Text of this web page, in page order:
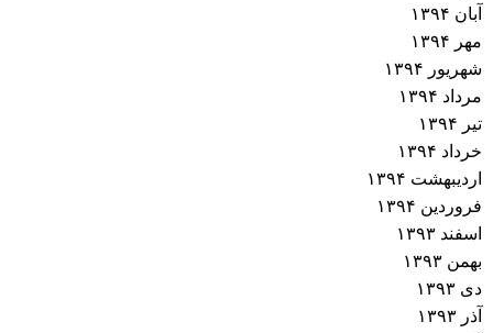
آبان ۱۳۹۴
مهر ۱۳۹۴
شهریور ۱۳۹۴
مرداد ۱۳۹۴
تیر ۱۳۹۴
خرداد ۱۳۹۴
اردیبهشت ۱۳۹۴
فروردین ۱۳۹۴
اسفند ۱۳۹۳
بهمن ۱۳۹۳
دی ۱۳۹۳
آذر ۱۳۹۳